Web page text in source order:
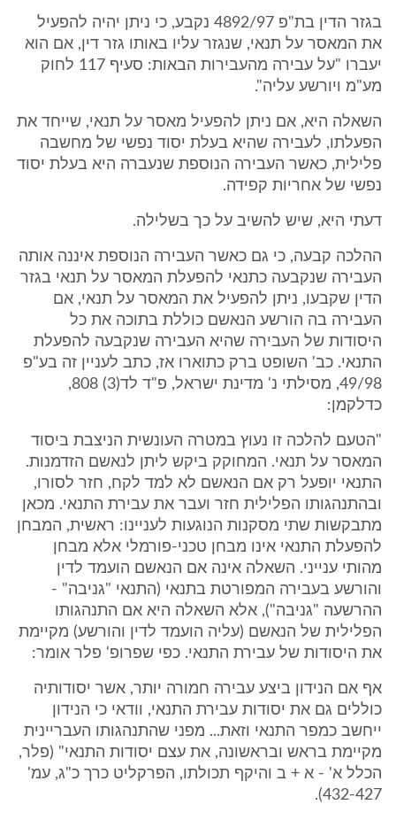
בגזר הדין בת"פ 4892/97 נקבע, כי ניתן יהיה להפעיל
את המאסר על תנאי, שנגזר עליו באותו גזר דין, אם הוא
יעברו "על עבירה מהעבירות הבאות: סעיף 117 לחוק
מע"מ ויורשע עליה".
השאלה היא, אם ניתן להפעיל מאסר על תנאי, שייחד את
הפעלתו, לעבירה שהיא בעלת יסוד נפשי של מחשבה
פלילית, כאשר העבירה הנוספת שנעברה היא בעלת יסוד
נפשי של אחריות קפידה.
דעתי היא, שיש להשיב על כך בשלילה.
ההלכה קבעה, כי גם כאשר העבירה הנוספת איננה אותה
העבירה שנקבעה כתנאי להפעלת המאסר על תנאי בגזר
הדין שקבעו, ניתן להפעיל את המאסר על תנאי, אם
העבירה בה הורשע הנאשם כוללת בתוכה את כל
היסודות של העבירה שהיא העבירה שנקבעה להפעלת
התנאי. כב' השופט ברק כתוארו אז, כתב לעניין זה בע"פ
49/98, מסילתי נ' מדינת ישראל, פ"ד לד(3) 808,
כדלקמן:
"הטעם להלכה זו נעוץ במטרה העונשית הניצבת ביסוד
המאסר על תנאי. המחוקק ביקש ליתן לנאשם הזדמנות.
התנאי יופעל רק אם הנאשם לא למד לקח, חזר לסורו,
ובהתנהגותו הפלילית חזר ועבר את עבירת התנאי. מכאן
מתבקשות שתי מסקנות הנוגעות לעניינו: ראשית, המבחן
להפעלת התנאי אינו מבחן טכני-פורמלי אלא מבחן
מהותי ענייני. השאלה אינה אם הנאשם הועמד לדין
והורשע בעבירה המפורטת בתנאי (התנאי "גניבה" -
ההרשעה "גניבה"), אלא השאלה היא אם התנהגותו
הפלילית של הנאשם (עליה הועמד לדין והורשע) מקיימת
את היסודות של עבירת התנאי. כפי שפרופ' פלר אומר:
אף אם הנידון ביצע עבירה חמורה יותר, אשר יסודותיה
כוללים גם את יסודות עבירת התנאי, וודאי כי הנידון
ייחשב כמפר התנאי וזאת... מפני שהתנהגותו העבריינית
מקיימת בראש ובראשונה, את עצם יסודות התנאי" (פלר,
הכלל א' - א + ב והיקף תכולתו, הפרקליט כרך כ"ג, עמ'
432-427).